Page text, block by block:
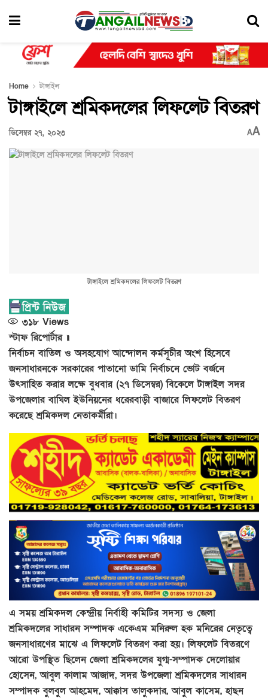
Home টাঙ্গাইল
টাঙ্গাইলে শ্রমিকদলের লিফলেট বিতরণ
ডিসেম্বর ২৭, ২০২৩ AA
টাঙ্গাইলে শ্রমিকদলের লিফলেট বিতরণ
৩১৮ Views
স্টাফ রিপোর্টার ॥
নির্বাচন বাতিল ও অসহযোগ আন্দোলন কর্মসূচীর অংশ হিসেবে
জনসাধারনকে সরকারের পাতানো ডামি নির্বাচনে ভোট বর্জনে
উৎসাহিত করার লক্ষে বুধবার (২৭ ডিসেম্বর) বিকেলে টাঙ্গাইল সদর
উপজেলার বাঘিল ইউনিয়নের ধরেরবাড়ী বাজারে লিফলেট বিতরণ
করেছে শ্রমিকদল নেতাকর্মীরা।
এ সময় শ্রমিকদল কেন্দ্রীয় নির্বাহী কমিটির সদস্য ও জেলা
শ্রমিকদলের সাধারন সম্পাদক একেএম মনিরুল হক মনিরের নেতৃত্বে
জনসাধারণের মাঝে এ লিফলেট বিতরণ করা হয়। লিফলেট বিতরণে
আরো উপস্থিত ছিলেন জেলা শ্রমিকদলের যুগ্ম-সম্পাদক দেলোয়ার
হোসেন, আবুল কালাম আজাদ, সদর উপজেলা শ্রমিকদলের সাধারন
সম্পাদক বুলবুল আহমেদ, আক্কাস তালুকদার, আবুল কাসেম, হাছন